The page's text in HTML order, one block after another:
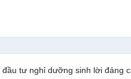
tư nghỉ dưỡng sinh lời đáng